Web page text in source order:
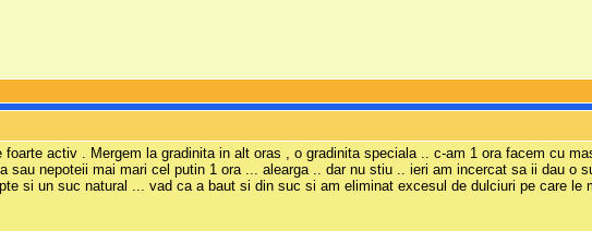
activ . Mergem la gradinita in alt oras , o gradinita speciala .. c-am 1 ora facem cu
sau nepoteii mai mari cel putin 1 ora ... alearga .. dar nu stiu .. ieri am incercat sa ii dau o
si un suc natural ... vad ca a baut si din suc si am eliminat excesul de dulciuri pe care